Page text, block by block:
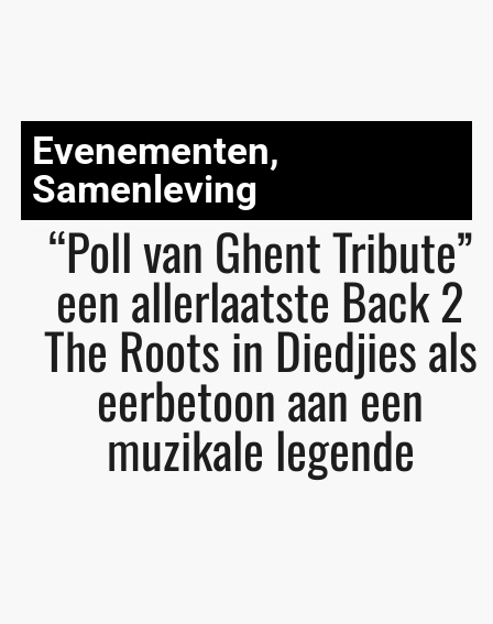
Evenementen,
Samenleving
“Poll van Ghent Tribute”
een allerlaatste Back 2
The Roots in Diedjies als
eerbetoon aan een
muzikale legende